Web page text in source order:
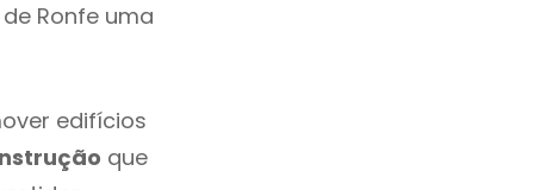
Ronfe uma
edifícios
que